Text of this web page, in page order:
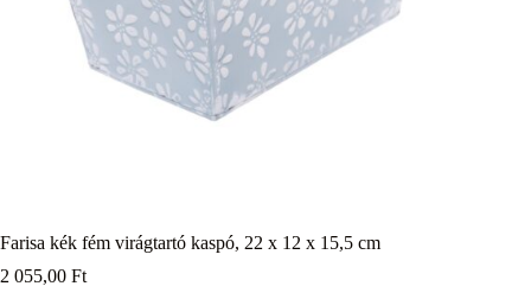
Farisa kék fém virágtartó kaspó, 22 x 12 x 15,5 cm
2 055,00 Ft